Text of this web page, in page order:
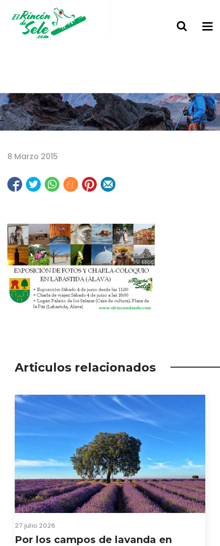
8 Marzo 2015
Articulos relacionados
27 julio 2026
Por los campos de lavanda en